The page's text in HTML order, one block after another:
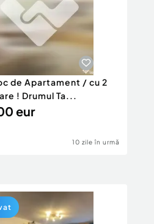
de Apartament / cu 2
! Drumul Ta...
eur
10 zile în urmă